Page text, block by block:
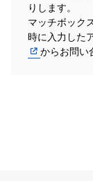
りします。
マッチボック
時に入力した
からお問い